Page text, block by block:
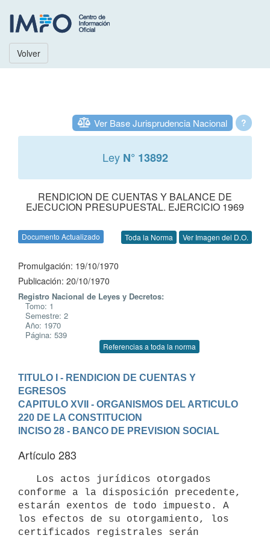
Volver
?
Ver Base Jurisprudencia Nacional
Ley N° 13892
RENDICION DE CUENTAS Y BALANCE DE
EJECUCION PRESUPUESTAL. EJERCICIO 1969
Documento Actualizado Toda la Norma Ver Imagen del D.O.
Promulgación: 19/10/1970
Publicación: 20/10/1970
Registro Nacional de Leyes y Decretos:
Tomo: 1
Semestre: 2
Año: 1970
Página: 539
Referencias a toda la norma
TITULO I - RENDICION DE CUENTAS Y
EGRESOS
CAPITULO XVII - ORGANISMOS DEL ARTICULO
220 DE LA CONSTITUCION
INCISO 28 - BANCO DE PREVISION SOCIAL
Artículo 283
conforme a la disposición precedente,
estarán exentos de todo impuesto. A
los efectos de su otorgamiento, los
certificados registrales serán